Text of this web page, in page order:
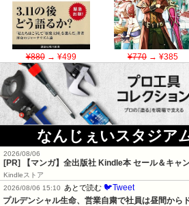
¥880→ ¥499 ¥770→ ¥385
なんじぇいスタジア
2026/08/06
[PR] 【マンガ】全出版社 Kindle本 セール＆キャ
Kindleストア
2026/08/06 15:10
あとで読む 🐦Tweet
プルデンシャル生命、営業自粛で社員は昼間から